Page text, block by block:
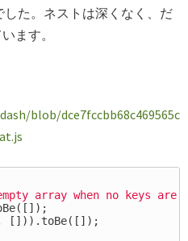
た。ネストは深くなく、だ
ます。
blob/dce7fccbb68c469565c
array when no keys are
([]);
[])). toBe([]);